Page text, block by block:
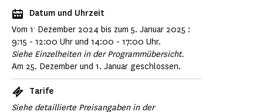
Datum und Uhrzeit
Vom 1 . Dezember 2024 bis zum 5. Januar 2025 :
9:15 - 12:00 Uhr und 14:00 - 17:00 Uhr.
Siehe Einzelheiten in der Programmübersicht.
Am 25. Dezember und 1. Januar geschlossen.
Tarife
Siehe detaillierte Preisangaben in der